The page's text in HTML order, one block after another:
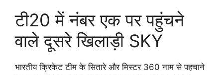
टी20 में नंबर एक पर पहुंचने
वाले दूसरे खिलाड़ी SKY
भारतीय क्रिकेट टीम के सितारे और मिस्टर 360 नाम से पहचाने